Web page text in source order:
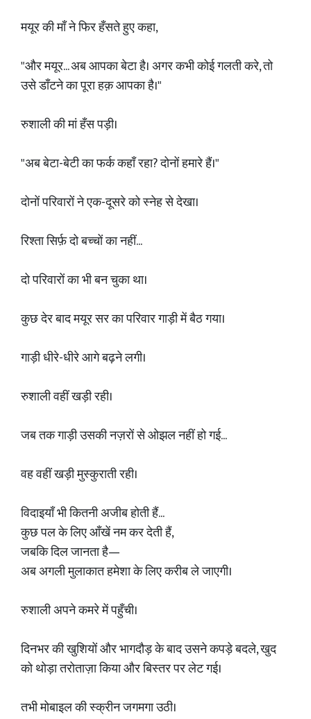
मयूर की माँ ने फिर हँसते हुए कहा,
"और मयूर... अब आपका बेटा है। अगर कभी कोई गलती करे, तो
उसे डाँटने का पूरा हक़ आपका है।"
रुशाली की मां हँस पड़ी।
"अब बेटा-बेटी का फर्क कहाँ रहा? दोनों हमारे हैं।"
दोनों परिवारों ने एक-दूसरे को स्नेह से देखा।
रिश्ता सिर्फ़ दो बच्चों का नहीं...
दो परिवारों का भी बन चुका था।
कुछ देर बाद मयूर सर का परिवार गाड़ी में बैठ गया।
गाड़ी धीरे-धीरे आगे बढ़ने लगी।
रुशाली वहीं खड़ी रही।
जब तक गाड़ी उसकी नज़रों से ओझल नहीं हो गई...
वह वहीं खड़ी मुस्कुराती रही।
विदाइयाँ भी कितनी अजीब होती हैं...
कुछ पल के लिए आँखें नम कर देती हैं,
जबकि दिल जानता है—
अब अगली मुलाकात हमेशा के लिए करीब ले जाएगी।
रुशाली अपने कमरे में पहुँची।
दिनभर की खुशियों और भागदौड़ के बाद उसने कपड़े बदले, खुद
को थोड़ा तरोताज़ा किया और बिस्तर पर लेट गई।
तभी मोबाइल की स्क्रीन जगमगा उठी।